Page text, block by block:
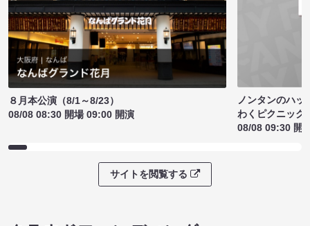
８月本公演（8/1～8/23）
08/08 08:30 開場 09:00 開演
ノンタンのハッ
わくピクニック
08/08 09:30 開
サイトを閲覧する